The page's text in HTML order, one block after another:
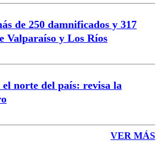
de 250 damnificados y 317
Valparaíso y Los Ríos
norte del país: revisa la
VER MÁS